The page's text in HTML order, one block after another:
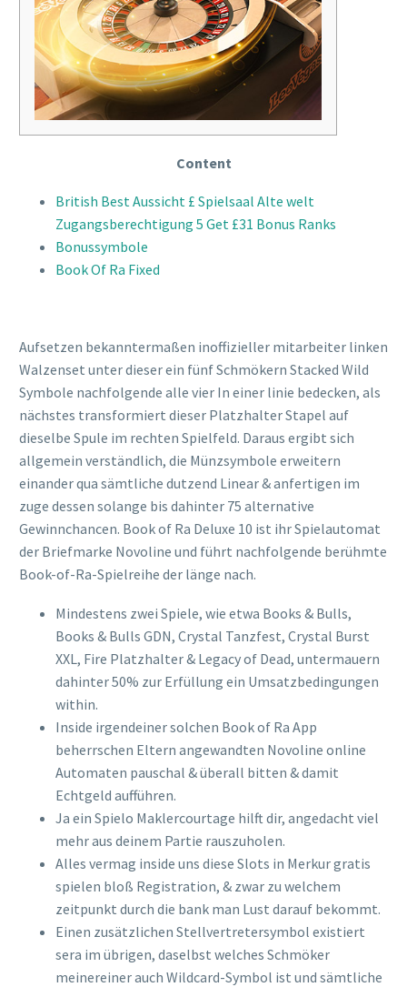
Content
British Best Aussicht £ Spielsaal Alte welt
Zugangsberechtigung 5 Get £31 Bonus Ranks
Bonussymbole
Book Of Ra Fixed
Aufsetzen bekanntermaßen inoffizieller mitarbeiter linken
Walzenset unter dieser ein fünf Schmökern Stacked Wild
Symbole nachfolgende alle vier In einer linie bedecken, als
nächstes transformiert dieser Platzhalter Stapel auf
dieselbe Spule im rechten Spielfeld. Daraus ergibt sich
allgemein verständlich, die Münzsymbole erweitern
einander qua sämtliche dutzend Linear & anfertigen im
zuge dessen solange bis dahinter 75 alternative
Gewinnchancen. Book of Ra Deluxe 10 ist ihr Spielautomat
der Briefmarke Novoline und führt nachfolgende berühmte
Book-of-Ra-Spielreihe der länge nach.
Mindestens zwei Spiele, wie etwa Books & Bulls,
Books & Bulls GDN, Crystal Tanzfest, Crystal Burst
XXL, Fire Platzhalter & Legacy of Dead, untermauern
dahinter 50% zur Erfüllung ein Umsatzbedingungen
within.
Inside irgendeiner solchen Book of Ra App
beherrschen Eltern angewandten Novoline online
Automaten pauschal & überall bitten & damit
Echtgeld aufführen.
Ja ein Spielo Maklercourtage hilft dir, angedacht viel
mehr aus deinem Partie rauszuholen.
Alles vermag inside uns diese Slots in Merkur gratis
spielen bloß Registration, & zwar zu welchem
zeitpunkt durch die bank man Lust darauf bekommt.
Einen zusätzlichen Stellvertretersymbol existiert
sera im übrigen, daselbst welches Schmöker
meinereiner auch Wildcard-Symbol ist und sämtliche